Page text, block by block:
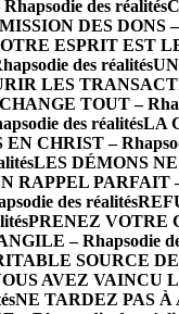
des réalités
DES DONS –
ESPRIT EST
des réalités
LES
TOUT –
des réalitésLA
CHRIST –
LES DÉMONS NE
RAPPEL PARFAIT –
des réalités
PRENEZ VOTRE
– Rhapsodie
SOURCE DE
AVEZ VAINCU
NE TARDEZ PAS À